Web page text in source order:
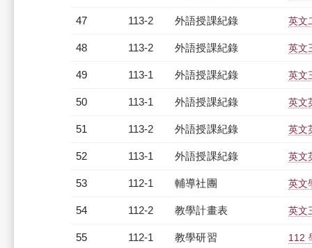
47 113-2 外語授課紀錄 英文
48 113-2 外語授課紀錄 英文
49 113-1 外語授課紀錄 英文
50 113-1 外語授課紀錄 英文
51 113-2 外語授課紀錄 英文
52 113-1 外語授課紀錄 英文
53 112-1 輔導社團 英文
54 112-2 教學計畫表 英文
55 112-1 教學研習
112